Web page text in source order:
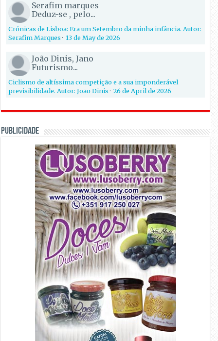
Serafim marques
Deduz-se , pelo...
Crónicas de Lisboa: Era um Setembro da minha infância. Autor:
Serafim Marques·13 de May de 2026
João Dinis, Jano
Futurismo...
Ciclismo de altíssima competição e a sua imponderável
previsibilidade. Autor: João Dinis·26 de April de 2026
PUBLICIDADE